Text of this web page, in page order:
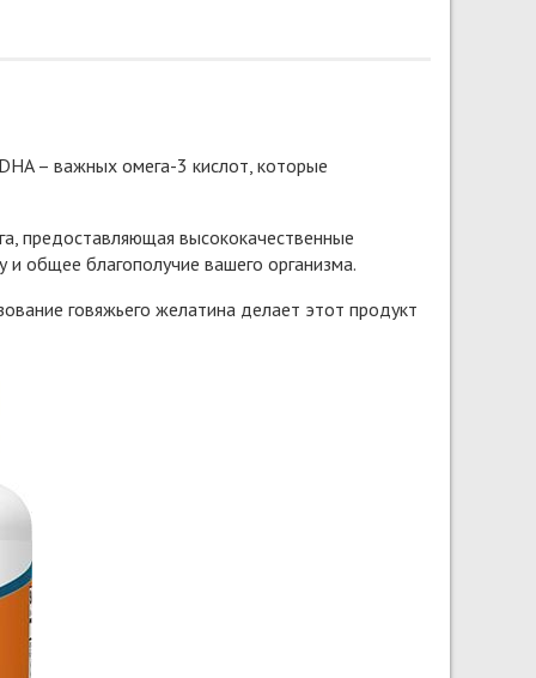
– важных омега-3 кислот, которые
предоставляющая высококачественные
общее благополучие вашего организма.
говяжьего желатина делает этот продукт